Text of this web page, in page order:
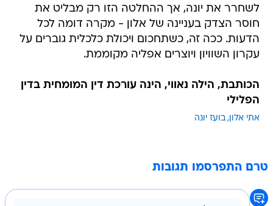
לשחרר את יונה, אך ההחלטה הזו רק מבליט את
חוסר הצדק בעניינה של אלון - מקרה דומה לכל
הדעות. ככה זה, כשתחכום ויכולת כלכלית גוברים על
עקרון השוויון ויוצרים אפליה מקוממת.
הכותבת, הילה נאווי, הינה עורכת דין המומחית בדין
הפלילי
אתי אלון בועז יונה
טרם התפרסמו תגובות